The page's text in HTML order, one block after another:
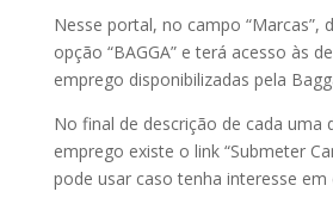
Nesse portal, no campo “Marcas”,
opção “BAGGA” e terá acesso às
emprego disponibilizadas pela
No final de descrição de cada uma
emprego existe o link “Submeter
pode usar caso tenha interesse em